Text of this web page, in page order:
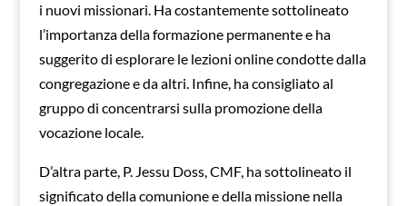
i nuovi missionari. Ha costantemente sottolineato
l’importanza della formazione permanente e ha
suggerito di esplorare le lezioni online condotte dalla
congregazione e da altri. Infine, ha consigliato al
gruppo di concentrarsi sulla promozione della
vocazione locale.
D’altra parte, P. Jessu Doss, CMF, ha sottolineato il
significato della comunione e della missione nella